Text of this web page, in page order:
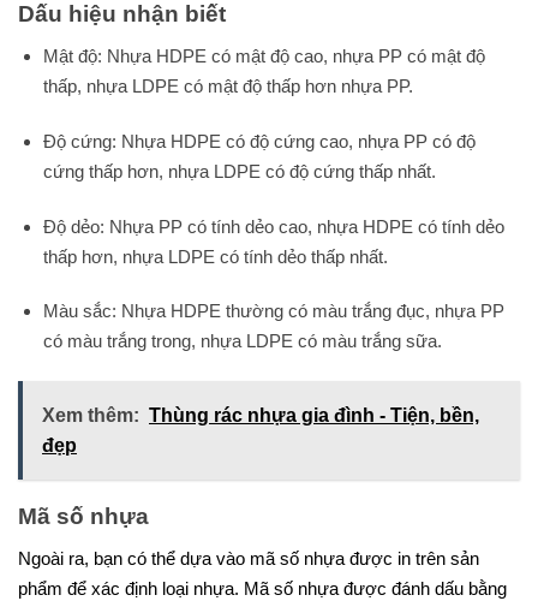
Dấu hiệu nhận biết
Mật độ: Nhựa HDPE có mật độ cao, nhựa PP có mật độ
thấp, nhựa LDPE có mật độ thấp hơn nhựa PP.
Độ cứng: Nhựa HDPE có độ cứng cao, nhựa PP có độ
cứng thấp hơn, nhựa LDPE có độ cứng thấp nhất.
Độ dẻo: Nhựa PP có tính dẻo cao, nhựa HDPE có tính dẻo
thấp hơn, nhựa LDPE có tính dẻo thấp nhất.
Màu sắc: Nhựa HDPE thường có màu trắng đục, nhựa PP
có màu trắng trong, nhựa LDPE có màu trắng sữa.
Xem thêm: Thùng rác nhựa gia đình - Tiện, bền,
đẹp
Mã số nhựa
Ngoài ra, bạn có thể dựa vào mã số nhựa được in trên sản
phẩm để xác định loại nhựa. Mã số nhựa được đánh dấu bằng